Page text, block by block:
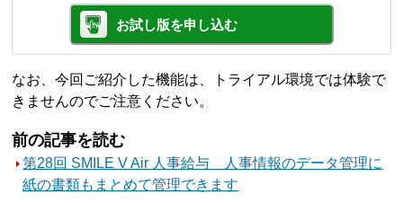
お試し版を申し込む
なお、今回ご紹介した機能は、トライアル環境では体験で
きませんのでご注意ください。
前の記事を読む
第28回 SMILE V Air 人事給与 人事情報のデータ管理に
紙の書類もまとめて管理できます